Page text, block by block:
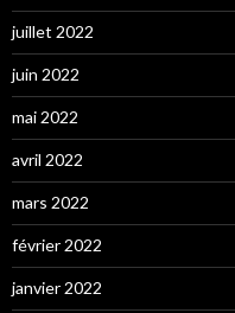
juillet 2022
juin 2022
mai 2022
avril 2022
mars 2022
février 2022
janvier 2022